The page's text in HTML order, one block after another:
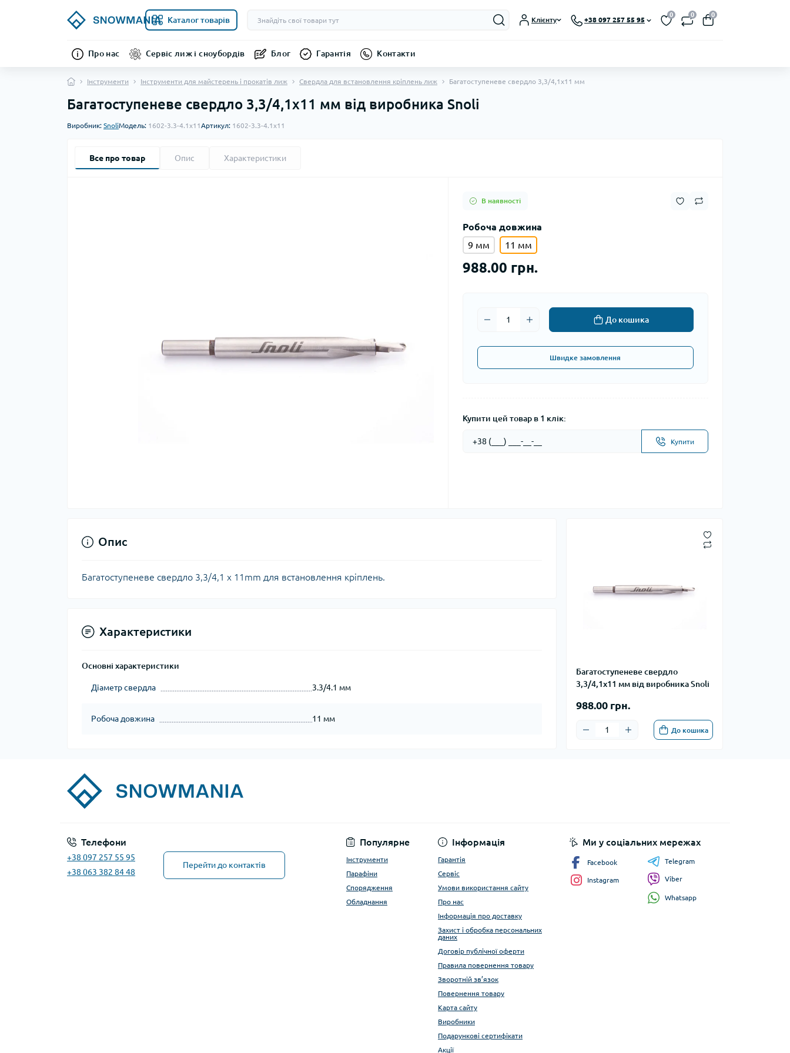
Каталог товарів Клієнту +38 097 257 55 95
0 0 0
Про нас Сервіс лиж і сноубордів Блог Гарантія Контакти
Інструменти Інструменти для майстерень і прокатів лиж Свердла для встановлення кріплень лиж Багатоступеневе свердло 3,3/4,1x11 мм
Багатоступеневе свердло 3,3/4,1x11 мм від виробника Snoli
Виробник: SnoliМодель: 1602-3.3-4.1x11Артикул: 1602-3.3-4.1x11
Все про товар Опис Характеристики
В наявності
Робоча довжина
9 мм
11 мм
988.00 грн.
До кошика
Швидке замовлення
Купити цей товар в 1 клік:
Купити
Багатоступеневе свердло
3,3/4,1x11 мм від виробника Snoli
988.00 грн.
До кошика
Опис
Багатоступеневе свердло 3,3/4,1 x 11mm для встановлення кріплень.
Характеристики
Основні характеристики
Діаметр свердла 3.3/4.1 мм
Робоча довжина 11 мм
Телефони
+38 097 257 55 95
+38 063 382 84 48
Перейти до контактів
Популярне
Інструменти
Парафіни
Спорядження
Обладнання
Інформація
Гарантія
Сервіс
Умови використання сайту
Про нас
Інформація про доставку
Захист і обробка персональних
даних
Договір публічної оферти
Правила повернення товару
Зворотній зв’язок
Повернення товару
Карта сайту
Виробники
Подарункові сертифікати
Акції
Ми у соціальних мережах
Facebook
Instagram
Telegram
Viber
Whatsapp